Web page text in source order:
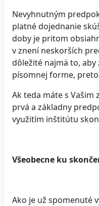
Nevyhnutným
platné dojednanie
doby je pritom
v znení neskorších
dôležité najmä to,
písomnej forme,
Ak teda máte s
prvá a základny
využitím inštitútu
Všeobecne ku
Ako je už spomenuté